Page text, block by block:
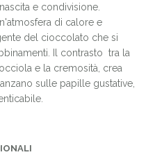
e condivisione.
di calore e
del cioccolato che si
Il contrasto tra la
e la cremosità, crea
sulle papille gustative,